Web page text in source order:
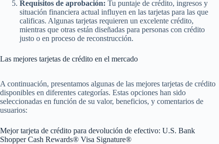
Requisitos de aprobación: Tu puntaje de crédito, ingresos y
situación financiera actual influyen en las tarjetas para las que
calificas. Algunas tarjetas requieren un excelente crédito,
mientras que otras están diseñadas para personas con crédito
justo o en proceso de reconstrucción.
Las mejores tarjetas de crédito en el mercado
A continuación, presentamos algunas de las mejores tarjetas de crédito
disponibles en diferentes categorías. Estas opciones han sido
seleccionadas en función de su valor, beneficios, y comentarios de
usuarios:
Mejor tarjeta de crédito para devolución de efectivo: U.S. Bank
Shopper Cash Rewards® Visa Signature®